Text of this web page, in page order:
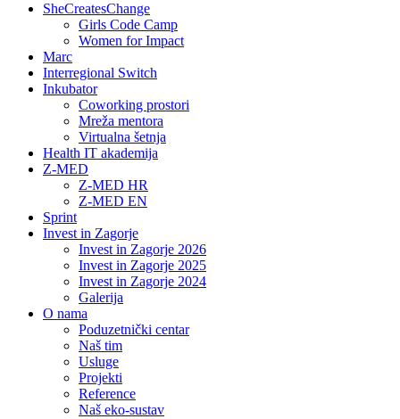
SheCreatesChange
Girls Code Camp
Women for Impact
Marc
Interregional Switch
Inkubator
Coworking prostori
Mreža mentora
Virtualna šetnja
Health IT akademija
Z-MED
Z-MED HR
Z-MED EN
Sprint
Invest in Zagorje
Invest in Zagorje 2026
Invest in Zagorje 2025
Invest in Zagorje 2024
Galerija
O nama
Poduzetnički centar
Naš tim
Usluge
Projekti
Reference
Naš eko-sustav